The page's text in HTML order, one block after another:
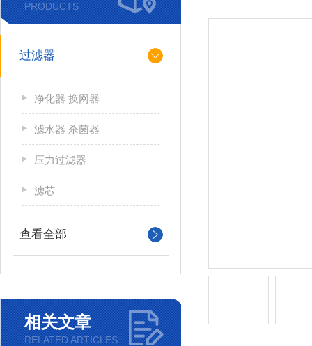
PRODUCTS
过滤器
净化器 换网器
滤水器 杀菌器
压力过滤器
滤芯
查看全部
相关文章
RELATED ARTICLES